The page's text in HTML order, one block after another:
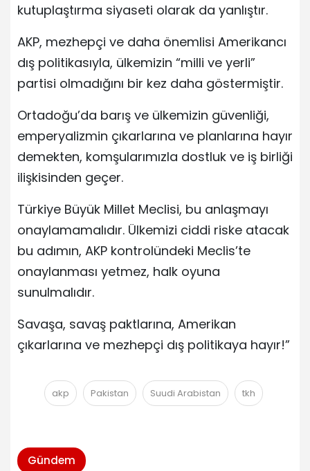
kutuplaştırma siyaseti olarak da yanlıştır.
AKP, mezhepçi ve daha önemlisi Amerikancı
dış politikasıyla, ülkemizin “milli ve yerli”
partisi olmadığını bir kez daha göstermiştir.
Ortadoğu’da barış ve ülkemizin güvenliği,
emperyalizmin çıkarlarına ve planlarına hayır
demekten, komşularımızla dostluk ve iş birliği
ilişkisinden geçer.
Türkiye Büyük Millet Meclisi, bu anlaşmayı
onaylamamalıdır. Ülkemizi ciddi riske atacak
bu adımın, AKP kontrolündeki Meclis’te
onaylanması yetmez, halk oyuna
sunulmalıdır.
Savaşa, savaş paktlarına, Amerikan
çıkarlarına ve mezhepçi dış politikaya hayır!”
akp Pakistan Suudi Arabistan tkh
Gündem